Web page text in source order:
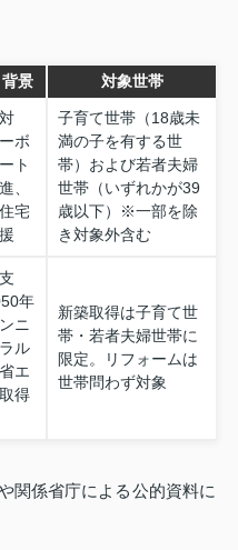
景 対象世帯
ボ
ト
、
宅
子育て世帯（18歳未
満の子を有する世
帯）および若者夫婦
世帯（いずれかが39
歳以下）※一部を除
き対象外含む
年
ニ
ル
エ
得
新築取得は子育て世
帯・若者夫婦世帯に
限定。リフォームは
世帯問わず対象
関係省庁による公的資料に